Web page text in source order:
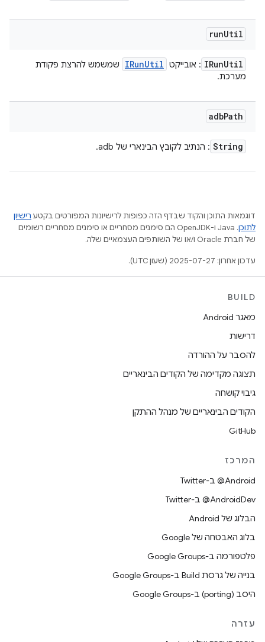
runUtil
IRunUtil : אובייקט IRunUtil
שמשמש להרצת פקודת
מערכת.
adbPath
String : הנתיב לקובץ הבינארי של adb.
דוגמאות התוכן והקוד שבדף הזה כפופות לרישיונות המפורטים בקטע רישיון
לתוכן
.‏ Java ו-OpenJDK הם סימנים מסחריים או סימנים מסחריים רשומים
של חברת Oracle ו/או של השותפים העצמאיים שלה.
עדכון אחרון: 2025-07-27 (שעון UTC).
BUILD
מאגר Android
דרישות
להסבר על ההורדה
תצוגה מקדימה של הקודים הבינאריים
גיבוי קושחה
הקודים הבינאריים של מנהל ההתקן
GitHub
המרכז
‎@Android ב-Twitter
‎@AndroidDev ב-Twitter
הבלוג של Android
בלוג האבטחה של Google
פלטפורמה ב-Google Groups
בנייה של גרסת Build ב-Google Groups
היסב (porting) ב-Google Groups
עזרה